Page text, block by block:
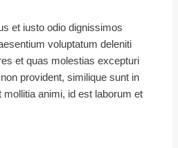
et iusto odio dignissimos
voluptatum deleniti
et quas molestias excepturi
provident, similique sunt in
animi, id est laborum et